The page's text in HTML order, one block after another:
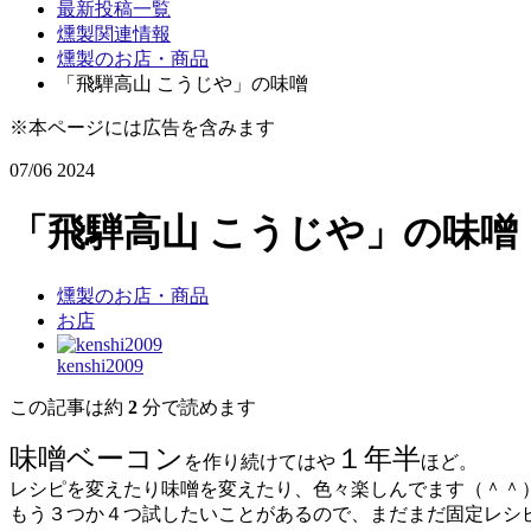
最新投稿一覧
燻製関連情報
燻製のお店・商品
「飛騨高山 こうじや」の味噌
※本ページには広告を含みます
07/06 2024
「飛騨高山 こうじや」の味噌
燻製のお店・商品
お店
kenshi2009
この記事は約 2 分で読めます
味噌ベーコン を作り続けてはや １年半ほど。
レシピを変えたり味噌を変えたり、色々楽しんでます（＾＾
もう３つか４つ試したいことがあるので、まだまだ固定レシ